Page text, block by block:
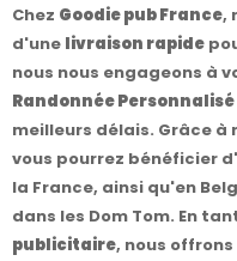
Chez Goodie pub France,
d'une livraison rapide
nous nous engageons à
Randonnée
meilleurs délais. Grâce à
vous pourrez bénéficier
la France, ainsi qu'en
dans les Dom Tom. En
publicitaire, nous